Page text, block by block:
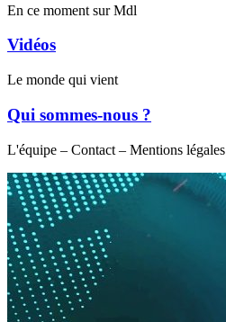
En ce moment sur Mdl
Vidéos
Le monde qui vient
Qui sommes-nous ?
L'équipe – Contact – Mentions légales